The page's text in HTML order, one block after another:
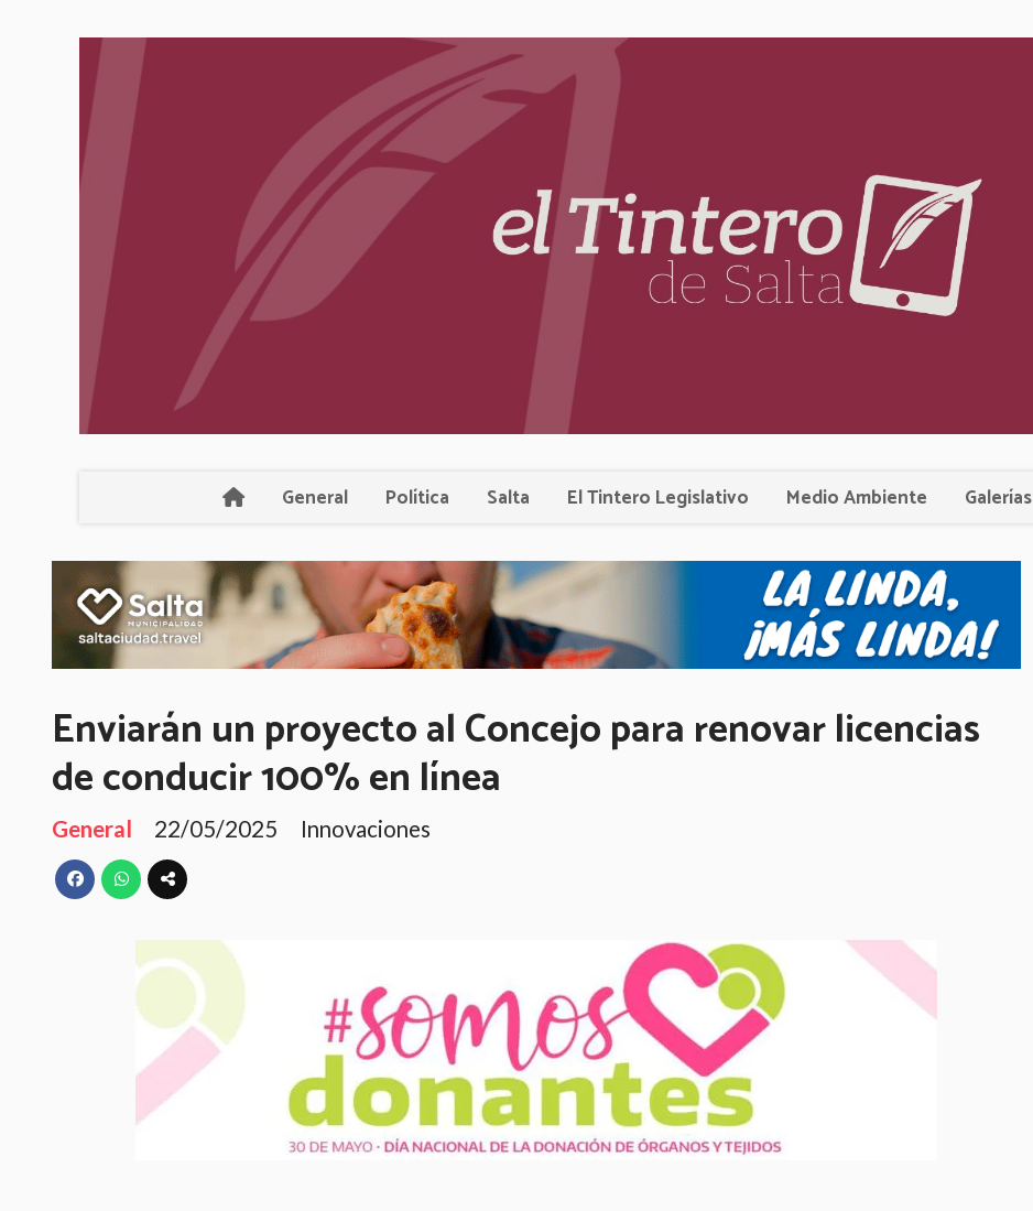
General Política Salta El Tintero Legislativo Medio Ambiente Galerías
Enviarán un proyecto al Concejo para renovar licencias
de conducir 100% en línea
General 22/05/2025 Innovaciones